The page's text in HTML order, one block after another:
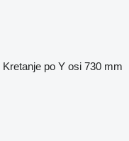
Kretanje po Y osi 730 mm